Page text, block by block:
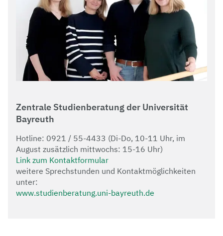
Zentrale Studienberatung der Universität
Bayreuth
Hotline: 0921 / 55-4433 (Di-Do, 10-11 Uhr, im
August zusätzlich mittwochs: 15-16 Uhr)
Link zum Kontaktformular
weitere Sprechstunden und Kontaktmöglichkeiten
unter:
www.studienberatung.uni-bayreuth.de